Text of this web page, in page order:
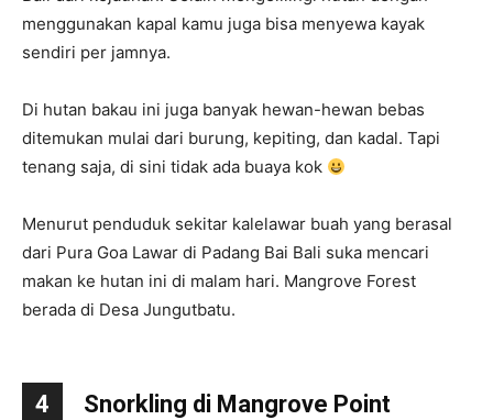
menggunakan kapal kamu juga bisa menyewa kayak
sendiri per jamnya.
Di hutan bakau ini juga banyak hewan-hewan bebas
ditemukan mulai dari burung, kepiting, dan kadal. Tapi
tenang saja, di sini tidak ada buaya kok
Menurut penduduk sekitar kalelawar buah yang berasal
dari Pura Goa Lawar di Padang Bai Bali suka mencari
makan ke hutan ini di malam hari. Mangrove Forest
berada di Desa Jungutbatu.
4 Snorkling di Mangrove Point